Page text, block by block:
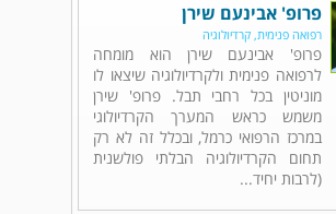
פרופ' אבינעם שירן
רפואה פנימית, קרדיולוגיה
פרופ' אבינעם שירן הוא מומחה
לרפואה פנימית ולקרדיולוגיה שיצאו לו
מוניטין בכל רחבי תבל. פרופ' שירן
משמש כראש המערך הקרדיולוגי
במרכז הרפואי כרמל, ובכלל זה לא רק
תחום הקרדיולוגיה הבלתי פולשנית
(לרבות יחיד...